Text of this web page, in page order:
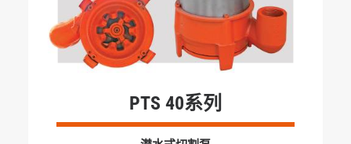
PTS 40系列